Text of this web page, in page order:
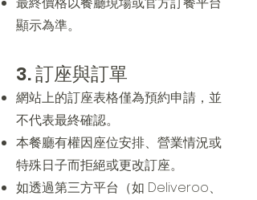
顯示為準。
3. 訂座與訂單
網站上的訂座表格僅為預約申請，並
不代表最終確認。
本餐廳有權因座位安排、營業情況或
特殊日子而拒絕或更改訂座。
如透過第三方平台（如 Deliveroo、